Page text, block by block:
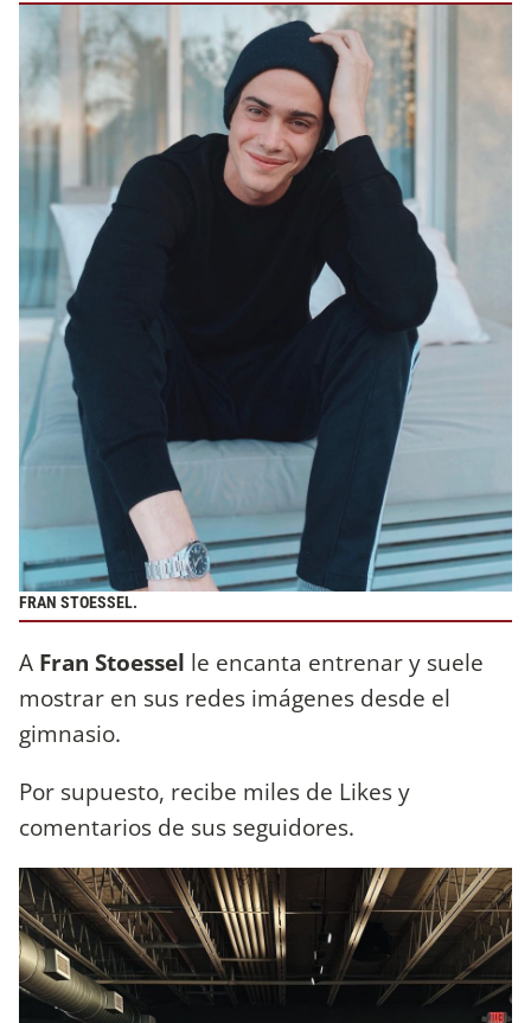
FRAN STOESSEL.
A Fran Stoessel le encanta entrenar y suele
mostrar en sus redes imágenes desde el
gimnasio.
Por supuesto, recibe miles de Likes y
comentarios de sus seguidores.